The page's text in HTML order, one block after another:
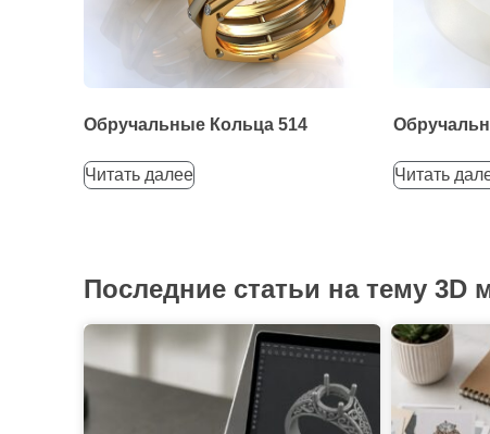
Обручальные Кольца 514
Читать далее Читать
Последние статьи на тему 3D